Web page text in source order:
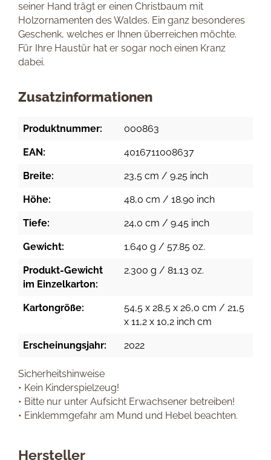
seiner Hand trägt er einen Christbaum mit
Holzornamenten des Waldes. Ein ganz besonderes
Geschenk, welches er Ihnen überreichen möchte.
Für Ihre Haustür hat er sogar noch einen Kranz
dabei.
Zusatzinformationen
Produktnummer: 000863
EAN: 4016711008637
Breite: 23,5 cm / 9.25 inch
Höhe: 48,0 cm / 18.90 inch
Tiefe: 24,0 cm / 9.45 inch
Gewicht: 1.640 g / 57.85 oz.
Produkt-Gewicht
im Einzelkarton:
2.300 g / 81.13 oz.
Kartongröße:
54,5 x 28,5 x 26,0 cm / 21,5
x 11,2 x 10,2 inch cm
Erscheinungsjahr: 2022
Sicherheitshinweise
• Kein Kinderspielzeug!
• Bitte nur unter Aufsicht Erwachsener betreiben!
• Einklemmgefahr am Mund und Hebel beachten.
Hersteller